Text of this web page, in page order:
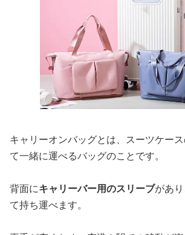
キャリーオンバッグとは、スーツケー
て一緒に運べるバッグのことです。
背面にキャリーバー用のスリーブがあ
て持ち運べます。